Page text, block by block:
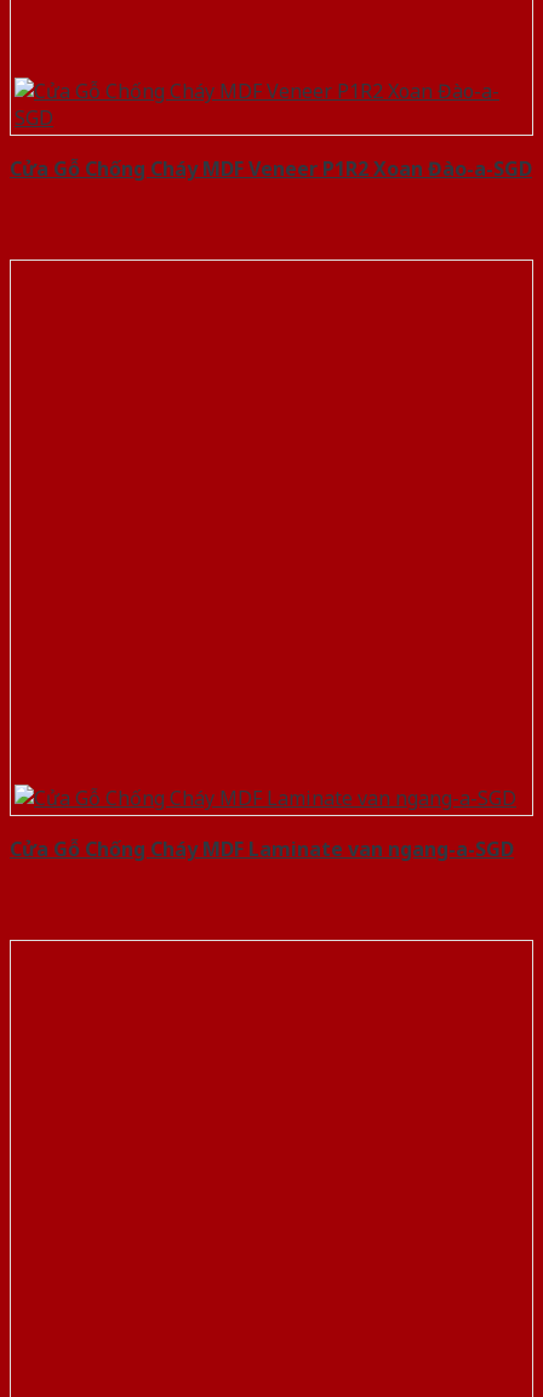
Cửa Gỗ Chống Cháy MDF Veneer P1R2 Xoan Đào-a-SGD
Cửa Gỗ Chống Cháy MDF Laminate van ngang-a-SGD